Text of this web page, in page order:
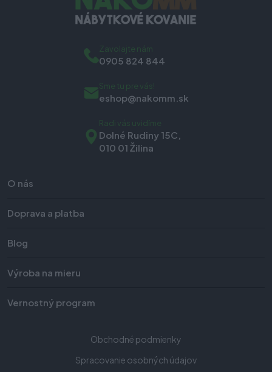
O nás
Doprava a platba
Blog
Výroba na mieru
Vernostný program
Obchodné podmienky
Spracovanie osobných údajov
Zavolajte nám
0905 824 844
Sme tu pre vás!
eshop@nakomm.sk
Radi vás uvidíme
Dolné Rudiny 15C,
010 01 Žilina